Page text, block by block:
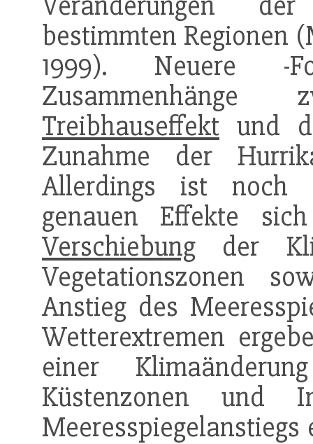
bestimmten Regionen
1999). Neuere -
Zusammenhänge
Treibhauseffekt und
Zunahme der
Allerdings ist noch
genauen Effekte
Verschiebung der
Vegetationszonen
Anstieg des
Wetterextremen
einer
Küstenzonen und